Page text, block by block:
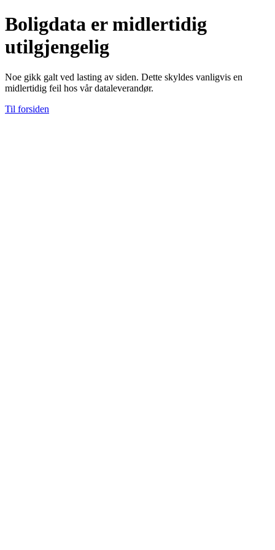
Boligdata er midlertidig
utilgjengelig
Noe gikk galt ved lasting av siden. Dette skyldes vanligvis en
midlertidig feil hos vår dataleverandør.
Til forsiden